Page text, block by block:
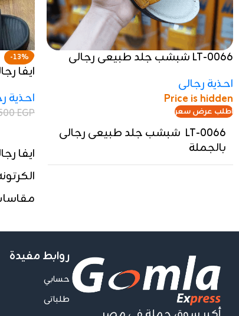
LT-0066 شبشب جلد طبيعى رجالى
احذية رجالى
Price is hidden
اطلب عرض سعر
LT-0066 شبشب جلد طبيعى رجالى
بالجملة
✔مصنوع من الجلد الطبيعي عالي
تصميم مكفال أنيقيناسب جميع
الأذواق.
-13%
ايفا
احذية
EGP
ايفا
الكرتونه 2 دسته 24 جوز ب
مقاسات
روابط مفيدة
حسابي
طلباتى